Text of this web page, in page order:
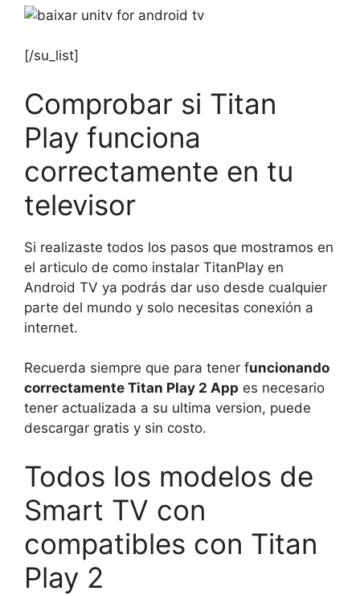
[/su_list]
Comprobar si Titan
Play funciona
correctamente en tu
televisor
Si realizaste todos los pasos que mostramos en
el articulo de como instalar TitanPlay en
Android TV ya podrás dar uso desde cualquier
parte del mundo y solo necesitas conexión a
internet.
Recuerda siempre que para tener funcionando
correctamente Titan Play 2 App es necesario
tener actualizada a su ultima version, puede
descargar gratis y sin costo.
Todos los modelos de
Smart TV con
compatibles con Titan
Play 2